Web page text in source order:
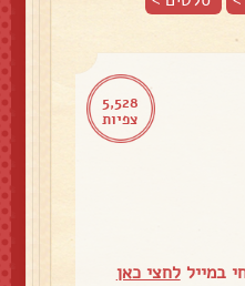
5,528
צפיות
במייללחצי כאן